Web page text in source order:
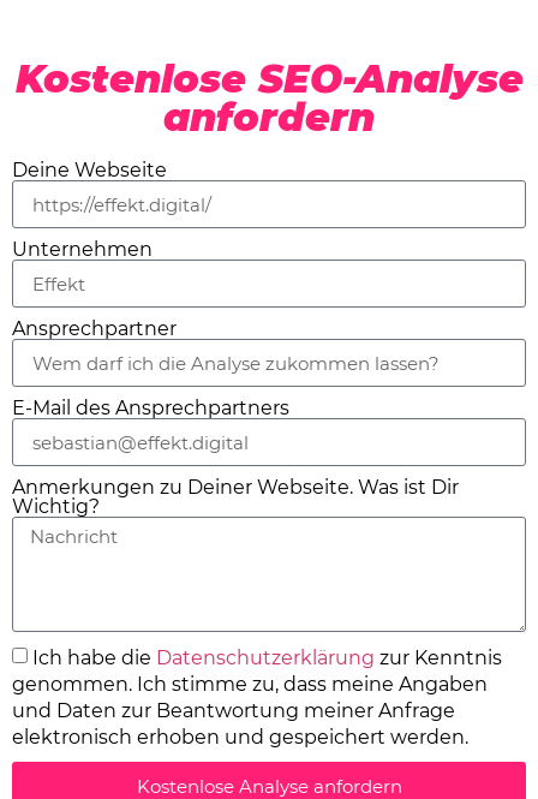
Kostenlose SEO-Analyse
anfordern
Deine Webseite
Unternehmen
Ansprechpartner
E-Mail des Ansprechpartners
Anmerkungen zu Deiner Webseite. Was ist Dir
Wichtig?
Ich habe die Datenschutzerklärung zur Kenntnis
genommen. Ich stimme zu, dass meine Angaben
und Daten zur Beantwortung meiner Anfrage
elektronisch erhoben und gespeichert werden.
Kostenlose Analyse anfordern